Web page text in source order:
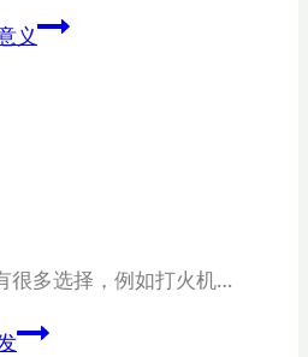
义
很多选择，例如打火机…